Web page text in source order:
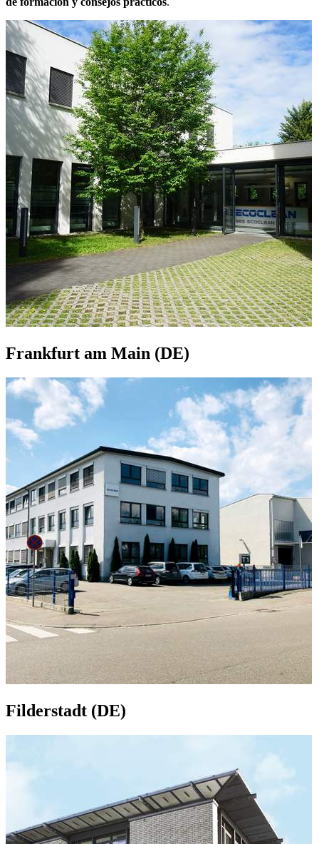
Frankfurt am Main (DE)
Filderstadt (DE)